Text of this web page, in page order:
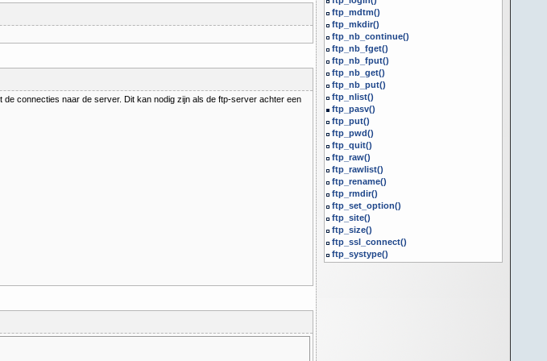
connecties naar de server. Dit kan nodig zijn als de ftp-server achter een
ftp_mdtm()
ftp_mkdir()
ftp_nb_continue()
ftp_nb_fget()
ftp_nb_fput()
ftp_nb_get()
ftp_nb_put()
ftp_nlist()
ftp_pasv()
ftp_put()
ftp_pwd()
ftp_quit()
ftp_raw()
ftp_rawlist()
ftp_rename()
ftp_rmdir()
ftp_set_option()
ftp_site()
ftp_size()
ftp_ssl_connect()
ftp_systype()